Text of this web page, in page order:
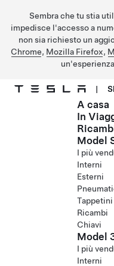
Sembra che tu stia
impedisce l'accesso a
non sia richiesto un
Chrome, Mozilla Firefox,
Passa al contenuto principale
|
A casa
In
Model
I più
Interni
Esterni
Tappetini
Ricambi
Chiavi
Model
I più
Interni